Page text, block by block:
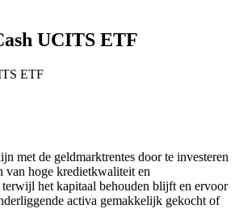
UCITS ETF
ETF
met de geldmarktrentes door te investeren
van hoge kredietkwaliteit en
het kapitaal behouden blijft en ervoor
activa gemakkelijk gekocht of